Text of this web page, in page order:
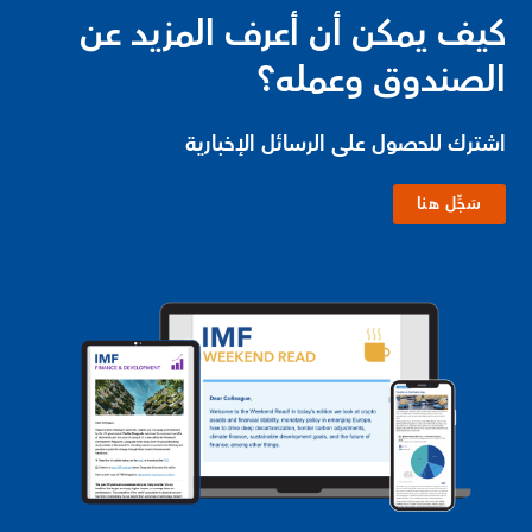
كيف يمكن أن أعرف المزيد عن
الصندوق وعمله؟
اشترك للحصول على الرسائل الإخبارية
سَجِّل هنا